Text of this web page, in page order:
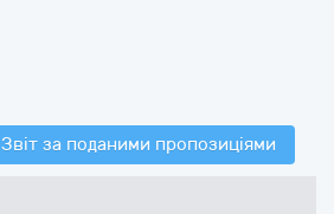
Звіт за поданими пропозиціями